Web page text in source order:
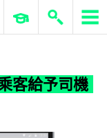
ERP 與商業 AI
客給予司機